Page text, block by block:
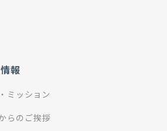
報
ミッション
らのご挨拶